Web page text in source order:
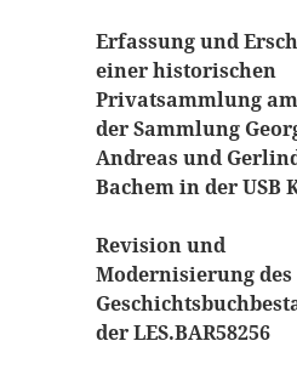
Erfassung und
einer historischen
Privatsammlung
der Sammlung
Andreas und
Bachem in der USB
Revision und
Modernisierung des
der LES.BAR58256